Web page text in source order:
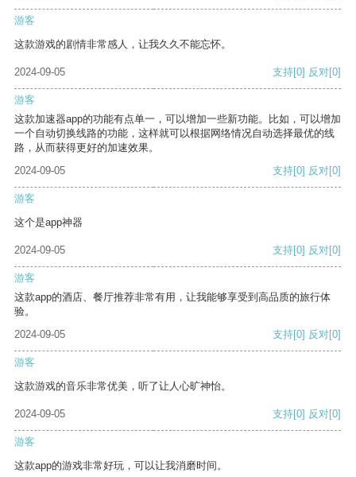
游客
这款游戏的剧情非常感人，让我久久不能忘怀。
2024-09-05 支持[0] 反对[0]
游客
这款加速器app的功能有点单一，可以增加一些新功能。比如，可以增加
一个自动切换线路的功能，这样就可以根据网络情况自动选择最优的线
路，从而获得更好的加速效果。
2024-09-05
支持[0] 反对[0]
游客
这个是app神器
2024-09-05 支持[0] 反对[0]
游客
这款app的酒店、餐厅推荐非常有用，让我能够享受到高品质的旅行体
验。
2024-09-05
支持[0] 反对[0]
游客
这款游戏的音乐非常优美，听了让人心旷神怡。
2024-09-05 支持[0] 反对[0]
游客
这款app的游戏非常好玩，可以让我消磨时间。